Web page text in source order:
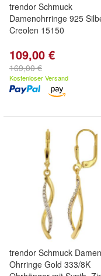
trendor Schmuck
Damenohrringe 925
Creolen 15150
109,00 €
169,00 €
Kostenloser Versand
trendor Schmuck
Ohrringe Gold 333/8K